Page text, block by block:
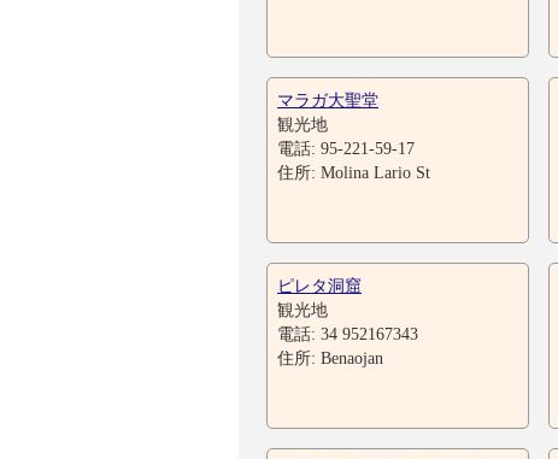
マラガ大聖堂
観光地
電話: 95-221-59-17
住所: Molina Lario St
ピレタ洞窟
観光地
電話: 34 952167343
住所: Benaojan